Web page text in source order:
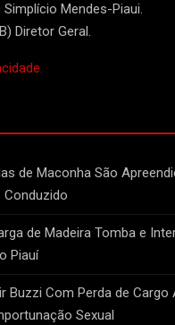
Simplício Mendes-Piaui.
Diretor Geral.
de Maconha São
Conduzido
de Madeira Tomba e
Piauí
Buzzi Com Perda de Cargo
Sexual